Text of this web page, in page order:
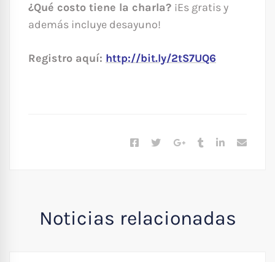
¿Qué costo tiene la charla? ¡Es gratis y
además incluye desayuno!
Registro aquí: http://bit.ly/2tS7UQ6
Noticias relacionadas